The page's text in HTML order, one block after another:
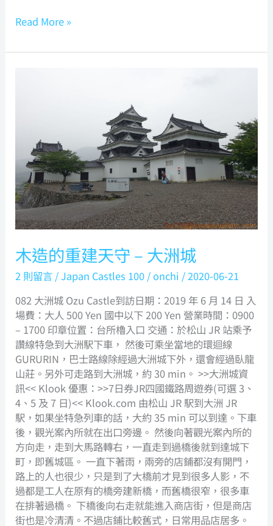
Read More »
木造的重建天守 – 大洲城
2 則留言 /Japan Castles 100 /onchi /2020-06-21
082 大洲城 Ozu Castle到訪日期：2019 年 6 月 14 日 入
場費：大人 500 Yen 國中以下 200 Yen 營業時間：0900
– 1700 印章位置：台所櫓入口 交通：於松山 JR 站乘予
讚線特急到大洲駅下車， 然後可乘坐當地的環迴線
GURURIN，巴士路線除經過大洲城下外，還會經過臥龍
山莊。另外可走路到大洲城，約 30 min。 >>大洲城資
訊<< Klook 優惠：>>7日券JR四國鐵路周遊券(可選 3、
4、5 及 7 日)<< Klook.com 由松山 JR 駅到大洲 JR
駅，如果坐特急列車的話，大約 35 min 可以到達。下車
後，觀光案內所就在出口旁邊。 然後向著觀光案內所的
方向走，走到大馬路轉右，一直走到過橋後就到達城下
町，即舊城區。 一直下著雨，兩旁的店鋪都沒有開門，
路上的人也很少，只是到了大橋前才見到很多人影，不
過都是工人在原有的橋旁建新橋，而舊橋很窄，很多車
在排著過橋。 下橋後向右走就能進入商店街，但是商店
街也是冷清清。不過店鋪比較舊式，日常用品店居多。
守
–
大
洲
城